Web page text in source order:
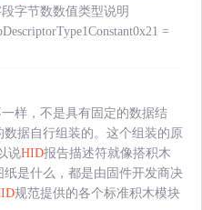
字节数数值类型说明
=
样，不是具有固定的数据结
据自行组装的。这个组装的原
说HID报告描述符就像搭积木
是什么，都是由固件开发商决
规范提供的各个标准积木模块